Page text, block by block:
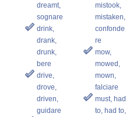
dreamt,
sognare
drink,
drank,
drunk,
bere
drive,
drove,
driven,
guidare
mistook,
mistaken,
confonde
re
mow,
mowed,
mown,
falciare
must, had
to, had to,